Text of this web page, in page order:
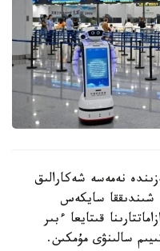
نەمەسە شەكارالىق
شىندىققا سايكەس
قىتايعا ءبىر
سالىنۋى مۇمكىن.